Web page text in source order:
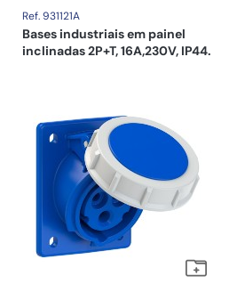
Ref. 931121A
Bases industriais em painel
inclinadas 2P+T, 16A,230V, IP44.